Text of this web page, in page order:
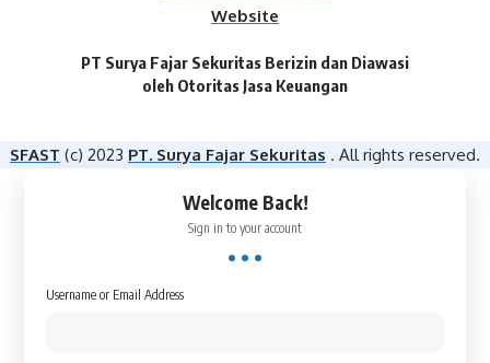
Website
PT Surya Fajar Sekuritas Berizin dan Diawasi
oleh Otoritas Jasa Keuangan​
SFAST (c) 2023 PT. Surya Fajar Sekuritas . All rights reserved.
Welcome Back!
Sign in to your account
Username or Email Address